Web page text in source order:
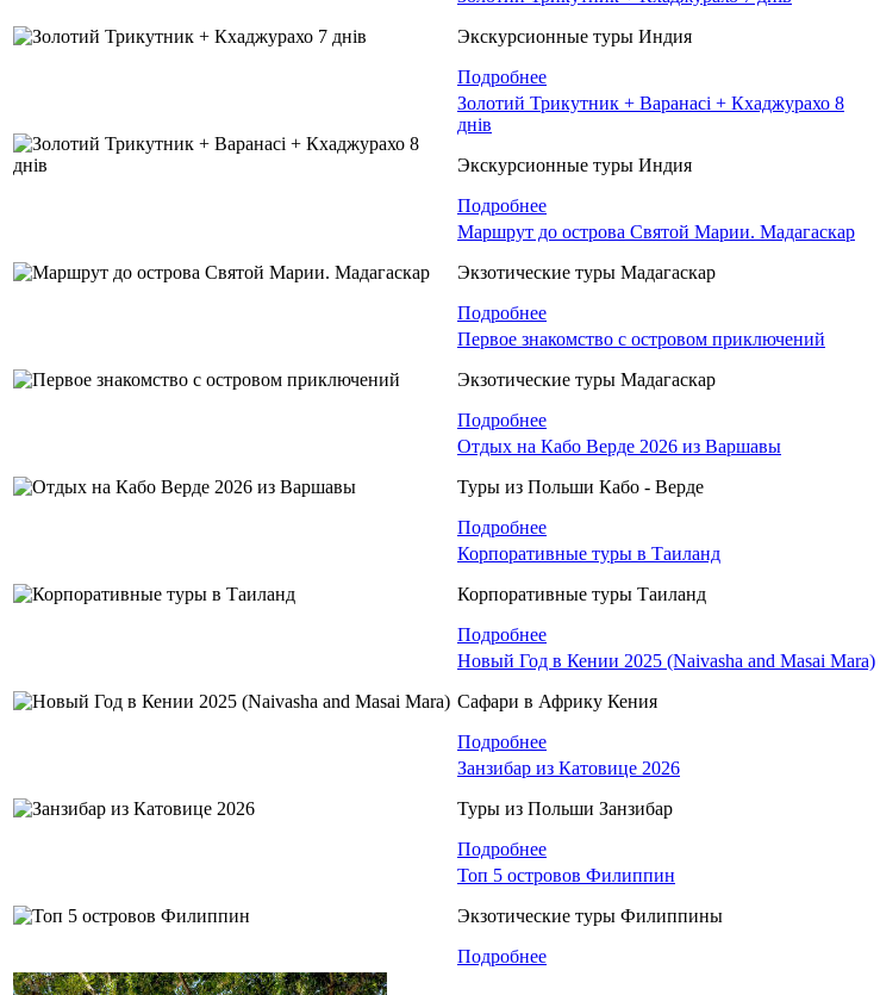
Экскурсионные туры Индия
Подробнее
Золотий Трикутник + Варанасі + Кхаджурахо 8
днів
Экскурсионные туры Индия
Подробнее
Маршрут до острова Святой Марии. Мадагаскар
Экзотические туры Мадагаскар
Подробнее
Первое знакомство с островом приключений
Экзотические туры Мадагаскар
Подробнее
Отдых на Кабо Верде 2026 из Варшавы
Туры из Польши Кабо - Верде
Подробнее
Корпоративные туры в Таиланд
Корпоративные туры Таиланд
Подробнее
Новый Год в Кении 2025 (Naivasha and Masai Mara)
Сафари в Африку Кения
Подробнее
Занзибар из Катовице 2026
Туры из Польши Занзибар
Подробнее
Топ 5 островов Филиппин
Экзотические туры Филиппины
Подробнее